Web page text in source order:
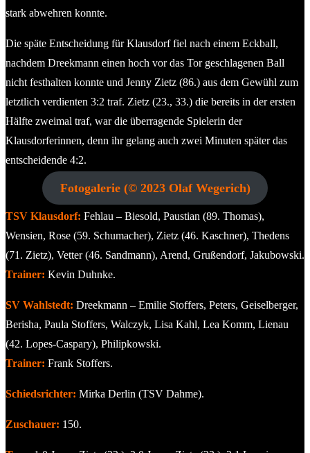
stark abwehren konnte.
Die späte Entscheidung für Klausdorf fiel nach einem Eckball,
nachdem Dreekmann einen hoch vor das Tor geschlagenen Ball
nicht festhalten konnte und Jenny Zietz (86.) aus dem Gewühl zum
letztlich verdienten 3:2 traf. Zietz (23., 33.) die bereits in der ersten
Hälfte zweimal traf, war die überragende Spielerin der
Klausdorferinnen, denn ihr gelang auch zwei Minuten später das
entscheidende 4:2.
Fotogalerie (© 2023 Olaf Wegerich)
TSV Klausdorf: Fehlau – Biesold, Paustian (89. Thomas),
Wensien, Rose (59. Schumacher), Zietz (46. Kaschner), Thedens
(71. Zietz), Vetter (46. Sandmann), Arend, Grußendorf, Jakubowski.
Trainer: Kevin Duhnke.
SV Wahlstedt: Dreekmann – Emilie Stoffers, Peters, Geiselberger,
Berisha, Paula Stoffers, Walczyk, Lisa Kahl, Lea Komm, Lienau
(42. Lopes-Caspary), Philipkowski.
Trainer: Frank Stoffers.
Schiedsrichter: Mirka Derlin (TSV Dahme).
Zuschauer: 150.